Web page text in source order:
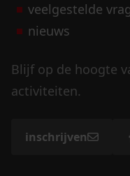
veelgestelde
nieuws
Blijf op de hoogte
activiteiten.
inschrijven